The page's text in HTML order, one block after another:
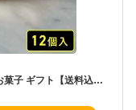
【エントリーでP5倍8/4 20:00-8/11 1:59】お菓子 ギフト【送料込み バターフィナンシェ12個入】 個包装 スイーツ フィナンシェ 焼き菓子 洋菓子 内祝 お祝 出産祝 お礼 おしゃれ 退職 菓子折り ご挨拶 ギフト バターバトラー お供え お中元 御中元 夏ギフト 暑中見舞い